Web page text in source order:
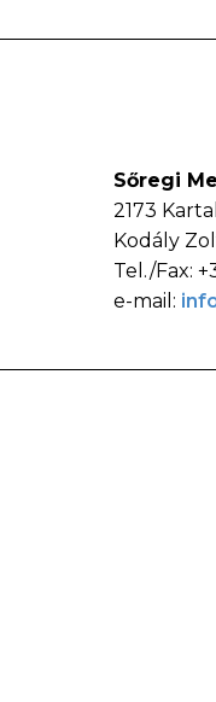
Sőregi
2173
Kodály
Tel./Fax:
e-mail: